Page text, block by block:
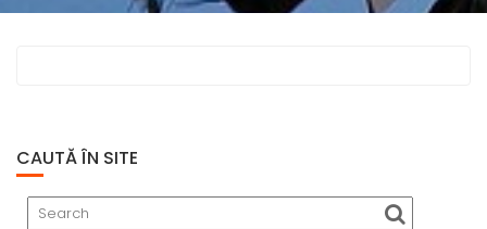
CAUTĂ ÎN SITE